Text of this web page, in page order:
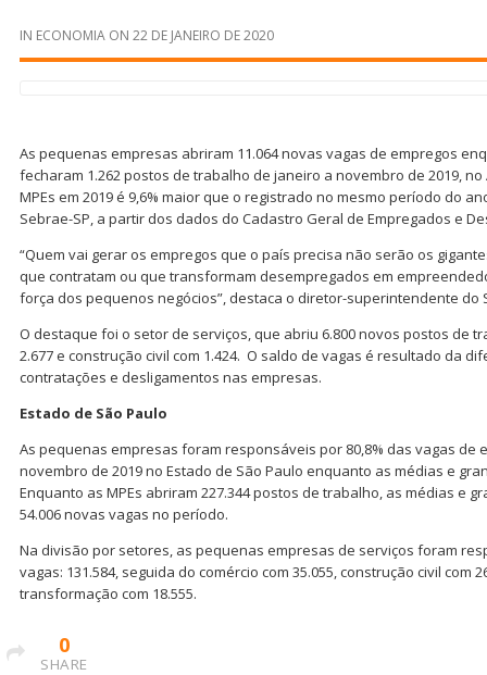
IN ECONOMIA ON 22 DE JANEIRO DE 2020
As pequenas empresas abriram 11.064 novas vagas de empregos
fecharam 1.262 postos de trabalho de janeiro a novembro de 2019, no
MPEs em 2019 é 9,6% maior que o registrado no mesmo período do
Sebrae-SP, a partir dos dados do Cadastro Geral de Empregados e
“Quem vai gerar os empregos que o país precisa não serão os
que contratam ou que transformam desempregados em
força dos pequenos negócios”, destaca o diretor-superintendente do
O destaque foi o setor de serviços, que abriu 6.800 novos postos de
2.677 e construção civil com 1.424. O saldo de vagas é resultado da
contratações e desligamentos nas empresas.
Estado de São Paulo
As pequenas empresas foram responsáveis por 80,8% das vagas de
novembro de 2019 no Estado de São Paulo enquanto as médias e
Enquanto as MPEs abriram 227.344 postos de trabalho, as médias e
54.006 novas vagas no período.
Na divisão por setores, as pequenas empresas de serviços foram
vagas: 131.584, seguida do comércio com 35.055, construção civil com
transformação com 18.555.
0
SHARE